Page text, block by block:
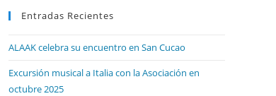
Entradas Recientes
ALAAK celebra su encuentro en San Cucao
Excursión musical a Italia con la Asociación en
octubre 2025